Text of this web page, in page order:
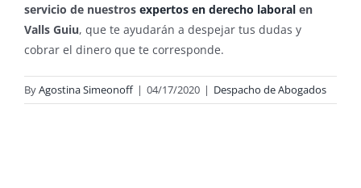
servicio de nuestros expertos en derecho laboral en
Valls Guiu, que te ayudarán a despejar tus dudas y
cobrar el dinero que te corresponde.
ByAgostina Simeonoff | 04/17/2020 | Despacho de Abogados